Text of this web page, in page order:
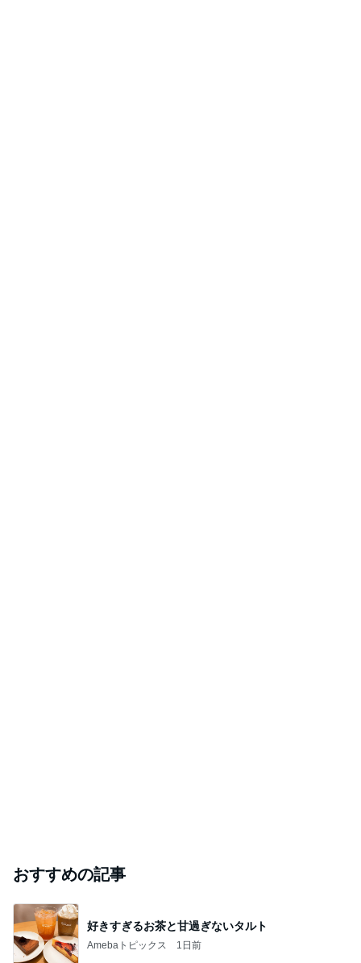
おすすめの記事
好きすぎるお茶と甘過ぎないタルト
Amebaトピックス 1日前